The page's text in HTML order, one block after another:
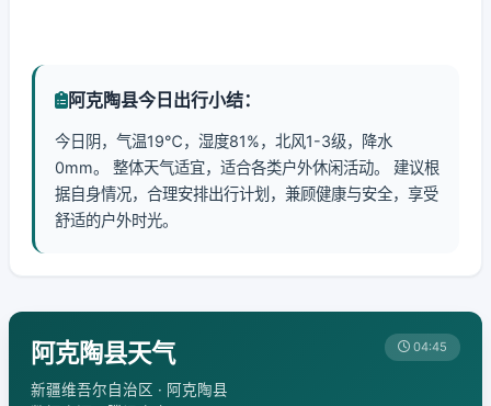
阿克陶县今日出行小结：
今日阴，气温19℃，湿度81%，北风1-3级，降水
0mm。 整体天气适宜，适合各类户外休闲活动。 建议根
据自身情况，合理安排出行计划，兼顾健康与安全，享受
舒适的户外时光。
阿克陶县天气
新疆维吾尔自治区 · 阿克陶县
04:45